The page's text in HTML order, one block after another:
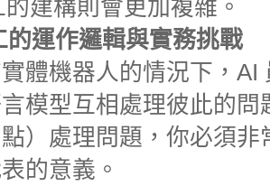
建構則會更加複雜。
的運作邏輯與實務挑戰
體機器人的情況下，
模型互相處理彼此的
點）處理問題，你必須
的意義。